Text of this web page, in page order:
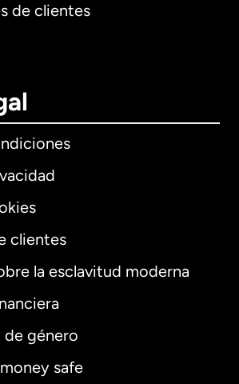
de clientes
clientes
la esclavitud moderna
de género
safe
English